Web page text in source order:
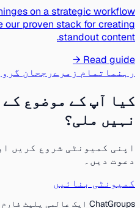
on a strategic workflow
our proven stack for creating
standout content.
Read guide →
رہنماتمام زمرےرجحان
کیا آپ کے موضوع
نہیں ملی؟
اپنی کمیونٹی شروع کریں
دعوت دیں۔
کمیونٹی بنائیں